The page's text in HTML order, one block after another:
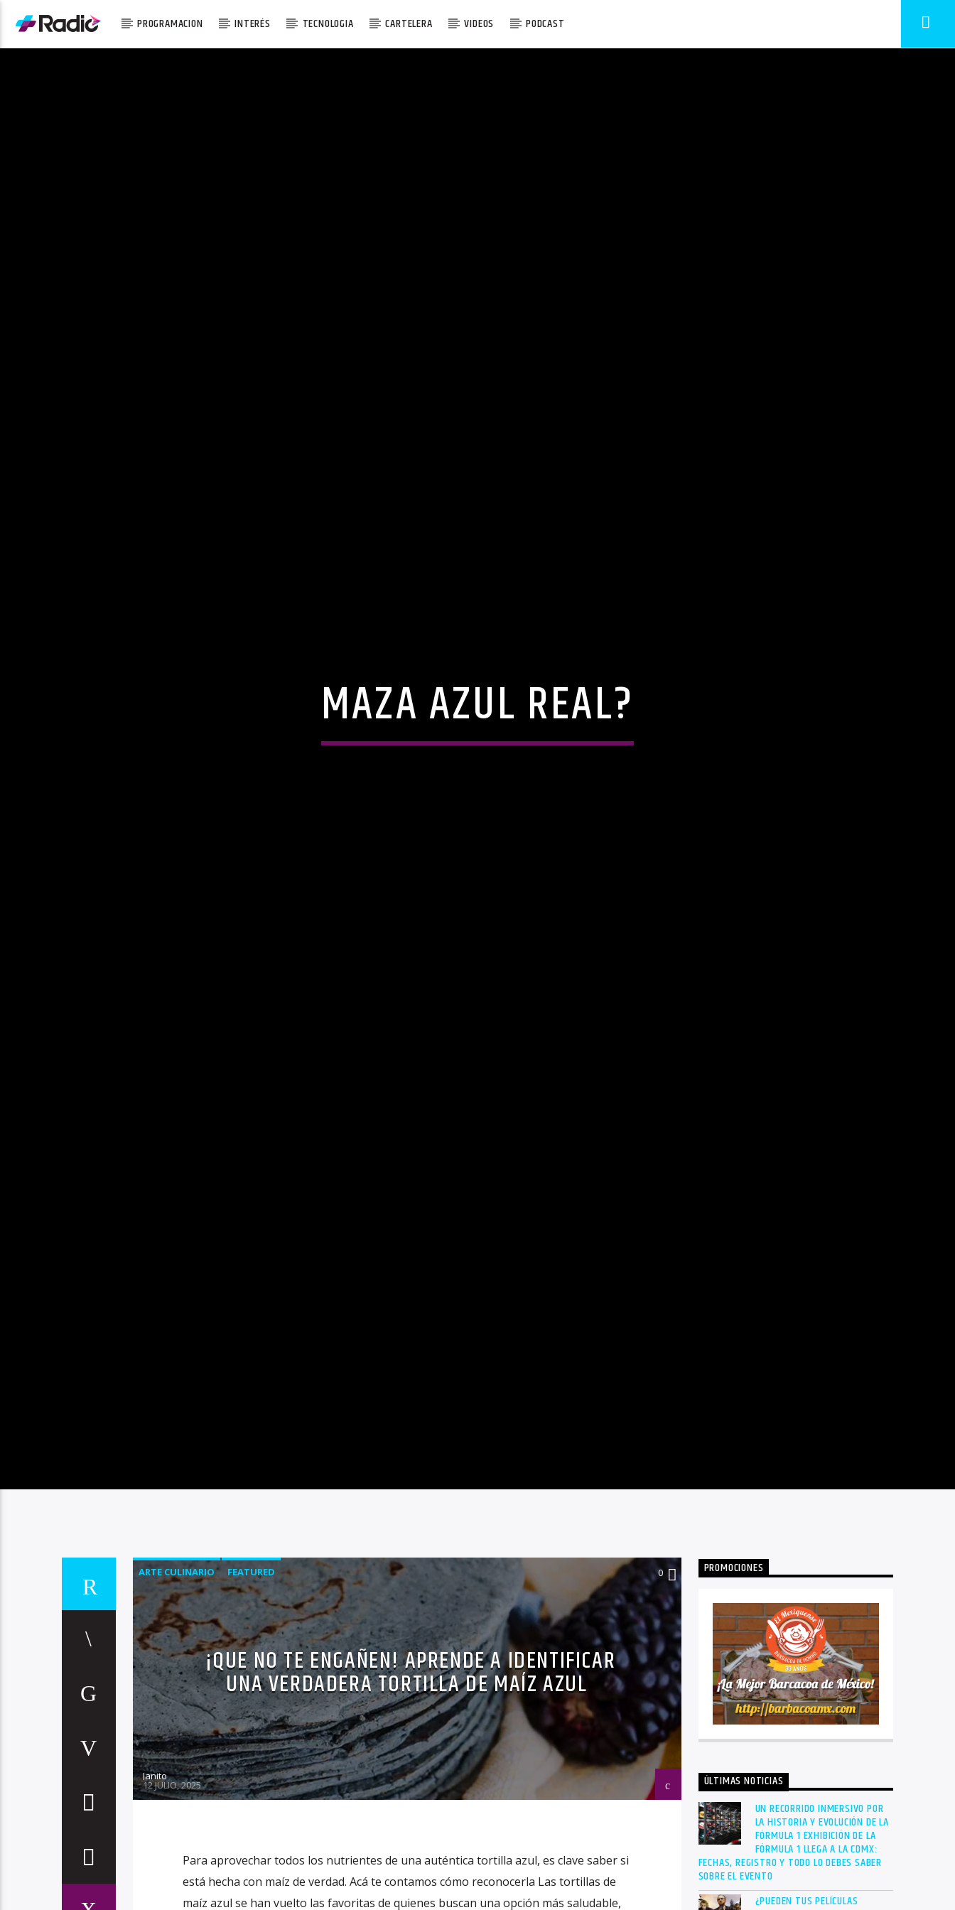
PROGRAMACION INTERÉS TECNOLOGIA CARTELERA VIDEOS PODCAST
MAZA AZUL REAL?
ARTE CULINARIO FEATURED 0
¡QUE NO TE ENGAÑEN! APRENDE A IDENTIFICAR
UNA VERDADERA TORTILLA DE MAÍZ AZUL
Janito
12 JULIO, 2025
Para aprovechar todos los nutrientes de una auténtica tortilla azul, es clave saber si
está hecha con maíz de verdad. Acá te contamos cómo reconocerla Las tortillas de
maíz azul se han vuelto las favoritas de quienes buscan una opción más saludable,
PROMOCIONES
ÚLTIMAS NOTICIAS
UN RECORRIDO INMERSIVO POR
LA HISTORIA Y EVOLUCIÓN DE LA
FÓRMULA 1 EXHIBICIÓN DE LA
FÓRMULA 1 LLEGA A LA CDMX:
FECHAS, REGISTRO Y TODO LO DEBES SABER
SOBRE EL EVENTO
¿PUEDEN TUS PELÍCULAS